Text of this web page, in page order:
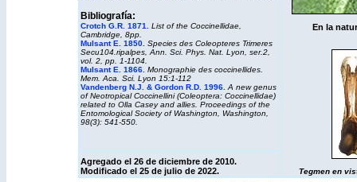
Bibliografía:
Crotch G.R. 1871
List of the Coccinellidae,
Cambridge, 8pp.
Mulsant E. 1850. Species des Coleopteres Trimeres
Secu104.ripalpes, Ann. Sci. Phys. Nat. Lyon, ser.2,
vol. 2, pp. 1-1104.
Mulsant E. 1866. Monographie des coccinellides.
Mem. Aca. Sci. Lyon 15:1-112
Vandenberg N.J. & Gordon R.D. 1996. A new genus
of Neotropical Coccinellini (Coleoptera: Coccinellidae)
related to Olla Casey and allies. Proceedings of the
Entomological Society of Washington, Washington,
98(3): 541-550.
En la
Tegmen en
Agregado el 26 de diciembre de 2010.
Modificado el 25 de julio de 2022.